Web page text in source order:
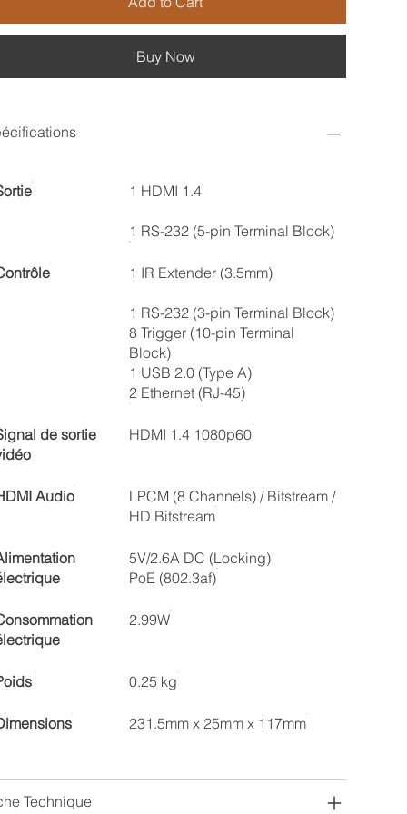
Buy Now
1 HDMI 1.4
1 RS-232 (5-pin Terminal Block)
1 IR Extender (3.5mm)
1 RS-232 (3-pin Terminal Block)
8 Trigger (10-pin Terminal
Block)
1 USB 2.0 (Type A)
2 Ethernet (RJ-45)
de sortie
HDMI 1.4 1080p60
Audio
LPCM (8 Channels) / Bitstream /
HD Bitstream
5V/2.6A DC (Locking)
PoE (802.3af)
2.99W
0.25 kg
231.5mm x 25mm x 117mm
Technique